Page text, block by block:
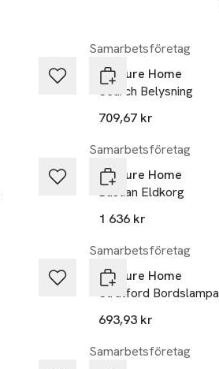
Samarbetsföretag
Venture Home
Search Belysning
709,67 kr
Samarbetsföretag
Venture Home
Bastian Eldkorg
1 636 kr
Samarbetsföretag
Venture Home
Stratford Bordslampa
693,93 kr
Samarbetsföretag